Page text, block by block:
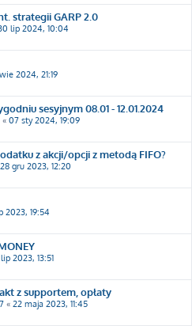
strategii GARP 2.0
lip 2024, 10:04
2024, 21:19
sesyjnym 08.01 - 12.01.2024
« 07 sty 2024, 19:09
z akcji/opcji z metodą FIFO?
28 gru 2023, 12:20
2023, 19:54
lip 2023, 13:51
z supportem, opłaty
« 22 maja 2023, 11:45